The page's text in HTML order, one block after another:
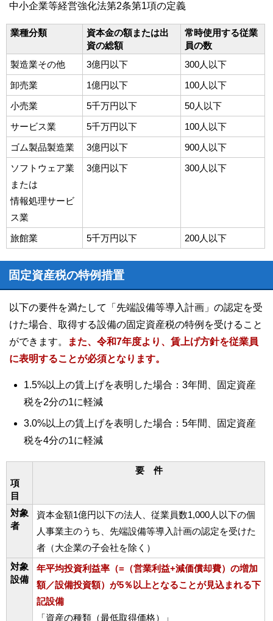
中小企業等経営強化法第2条第1項の定義
業種分類
資本金の額または出
資の総額
常時使用する従業
員の数
製造業その他
3億円以下
300人以下
卸売業
1億円以下
100人以下
小売業
5千万円以下
50人以下
サービス業
5千万円以下
100人以下
ゴム製品製造業
3億円以下
900人以下
ソフトウェア業
または
情報処理サービ
ス業
3億円以下 300人以下
旅館業 5千万円以下 200人以下
固定資産税の特例措置
以下の要件を満たして「先端設備等導入計画」の認定を受
けた場合、取得する設備の固定資産税の特例を受けること
ができます。
また、令和7年度より、賃上げ方針を従業員
に表明することが必須となります。
1.5%以上の賃上げを表明した場合：3年間、固定資産
税を2分の1に軽減
3.0%以上の賃上げを表明した場合：5年間、固定資産
税を4分の1に軽減
項
目
要 件
対象
者
資本金額1億円以下の法人、従業員数1,000人以下の個
人事業主のうち、先端設備等導入計画の認定を受けた
者（大企業の子会社を除く）
対象
設備
年平均投資利益率（=（営業利益+減価償却費）の増加
額／設備投資額）が5％以上となることが見込まれる下
記設備
「資産の種類（最低取得価格）」